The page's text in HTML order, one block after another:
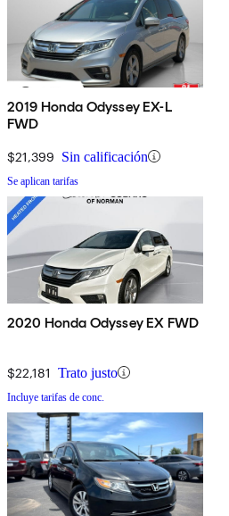
2019 Honda Odyssey EX-L
FWD
$21,399 Sin calificación
Se aplican tarifas
2020 Honda Odyssey EX FWD
$22,181 Trato justo
Incluye tarifas de conc.